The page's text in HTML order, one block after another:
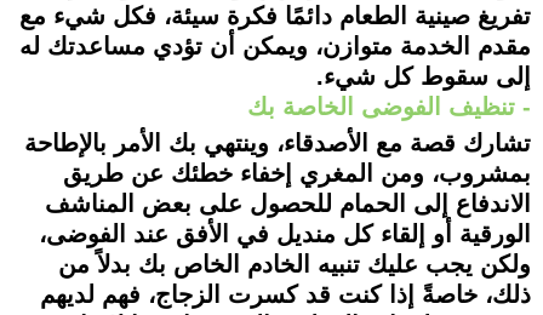
تفريغ صينية الطعام دائمًا فكرة سيئة، فكل شيء مع
مقدم الخدمة متوازن، ويمكن أن تؤدي مساعدتك له
إلى سقوط كل شيء.
- تنظيف الفوضى الخاصة بك
تشارك قصة مع الأصدقاء، وينتهي بك الأمر بالإطاحة
بمشروب، ومن المغري إخفاء خطئك عن طريق
الاندفاع إلى الحمام للحصول على بعض المناشف
الورقية أو إلقاء كل منديل في الأفق عند الفوضى،
ولكن يجب عليك تنبيه الخادم الخاص بك بدلاً من
ذلك، خاصةً إذا كنت قد كسرت الزجاج، فهم لديهم